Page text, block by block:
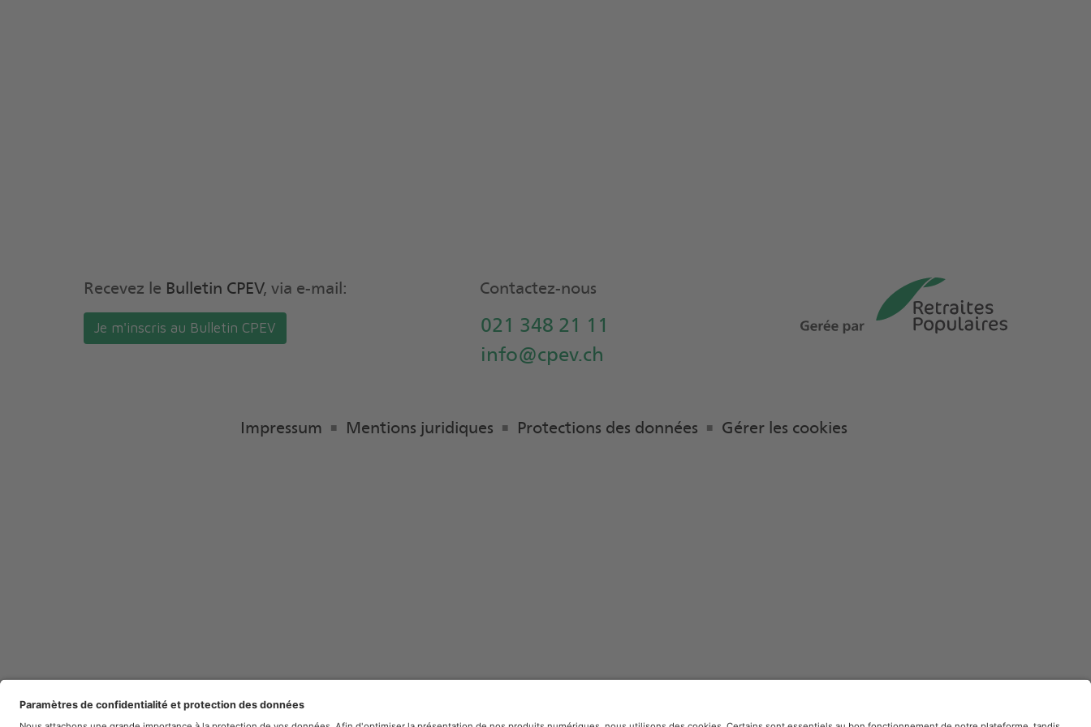
Pied de page
Recevez le Bulletin CPEV, via e-mail:
Je m'inscris au Bulletin CPEV
Contactez-nous
021 348 21 11
info@cpev.ch
Impressum Mentions juridiques Protections des données Gérer les cookies